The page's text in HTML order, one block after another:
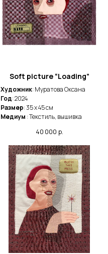
Soft picture “Loading”
Художник: Муратова Оксана
Год: 2024
Размер: 35 x 45 cм
Медиум : Текстиль, вышивка
40 000 р.